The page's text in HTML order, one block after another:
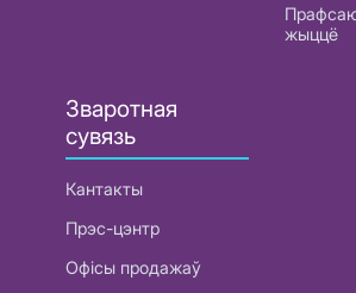
жыццё
Зваротная
сувязь
Кантакты
Прэс-цэнтр
Офісы продажаў